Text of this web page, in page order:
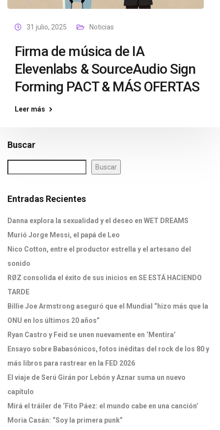
31 julio, 2025 Noticias
Firma de música de IA
Elevenlabs & SourceAudio Sign
Forming PACT & MÁS OFERTAS
Leer más
Buscar
Buscar
Entradas Recientes
Danna explora la sexualidad y el deseo en WET DREAMS
Murió Jorge Messi, el papá de Leo
Nico Cotton, entre el productor estrella y el artesano del
sonido
RØZ consolida el éxito de sus inicios en SE ESTÁ HACIENDO
TARDE
Billie Joe Armstrong aseguró que el Mundial “hizo más que la
ONU en los últimos 20 años”
Ryan Castro y Feid se unen nuevamente en ‘Mentira’
Ensayo sobre Babasónicos, fotos inéditas del rock de los 80 y
más libros para rastrear en la FED 2026
El viaje de Serú Girán por Lebón y Aznar suma un nuevo
capítulo
Mirá el tráiler de ‘Fito Páez: el mundo cabe en una canción’
Moria Casán: “Soy la primera punk”